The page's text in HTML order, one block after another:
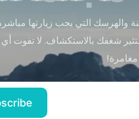
التي يجب زيارتها مباشرة
شغفك بالاستكشاف. لا تفوت